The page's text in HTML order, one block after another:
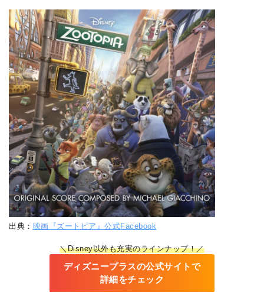
出典： 映画『ズートピア』公式Facebook
＼Disney以外も充実のラインナップ！／
ディズニープラスの公式サイトで
詳細をチェック